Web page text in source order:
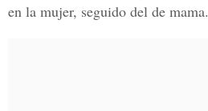
en la mujer, seguido del de mama.